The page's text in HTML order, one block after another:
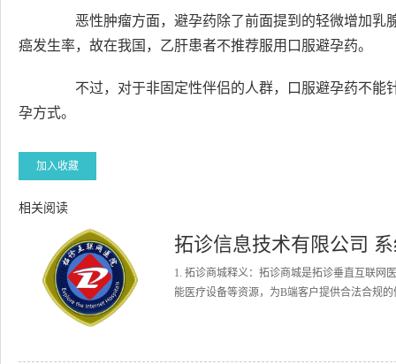
恶性肿瘤方面，避孕药除了前面提到的轻微增加乳
癌发生率，故在我国，乙肝患者不推荐服用口服避孕药。
不过，对于非固定性伴侣的人群，口服避孕药不能
孕方式。
加入收藏
相关阅读
拓诊信息技术有限公司
1. 拓诊商城释义：拓诊商城是拓诊垂直互联网
能医疗设备等资源，为B端客户提供合法合规